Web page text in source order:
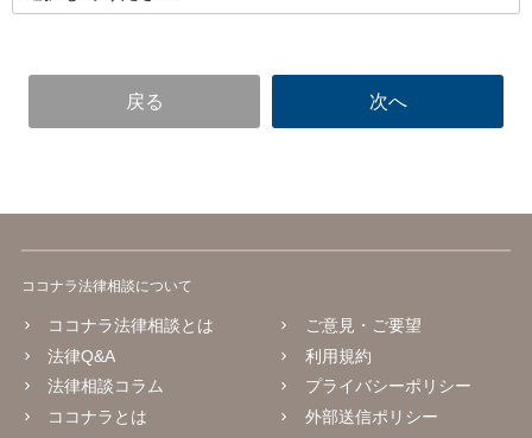
ココナラ法律相談について
ココナラ法律相談とは
法律Q&A
法律相談コラム
ココナラとは
ご意見・ご要望
利用規約
プライバシーポリシー
外部送信ポリシー